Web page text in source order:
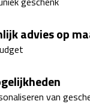
advies op
van